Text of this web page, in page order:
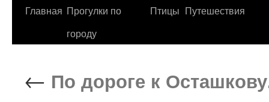
Перейти
Главная Прогулки по
городу
Птицы Путешествия
← По дороге к